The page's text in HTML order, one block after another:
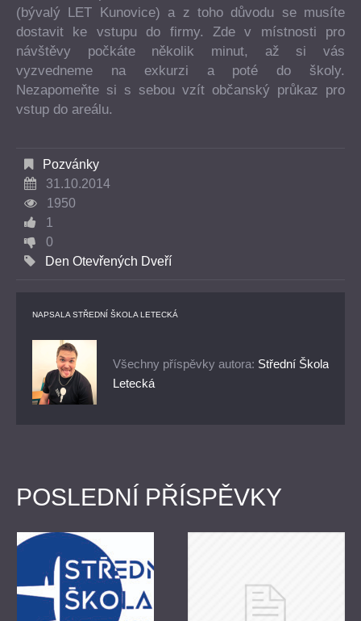
(bývalý LET Kunovice) a z toho důvodu se musíte
dostavit ke vstupu do firmy. Zde v místnosti pro
návštěvy počkáte několik minut, až si vás
vyzvedneme na exkurzi a poté do školy.
Nezapomeňte si s sebou vzít občanský průkaz pro
vstup do areálu.
Pozvánky
31.10.2014
1950
1
0
Den Otevřených Dveří
NAPSALASTŘEDNÍ ŠKOLA LETECKÁ
Všechny příspěvky autora: Střední Škola
Letecká
POSLEDNÍ PŘÍSPĚVKY